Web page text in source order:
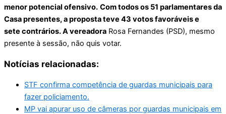
menor potencial ofensivo. Com todos os 51 parlamentares da
Casa presentes, a proposta teve 43 votos favoráveis e
sete contrários. A vereadora Rosa Fernandes (PSD), mesmo
presente à sessão, não quis votar.
Notícias relacionadas:
STF confirma competência de guardas municipais para
fazer policiamento.
MP vai apurar uso de câmeras por guardas municipais em